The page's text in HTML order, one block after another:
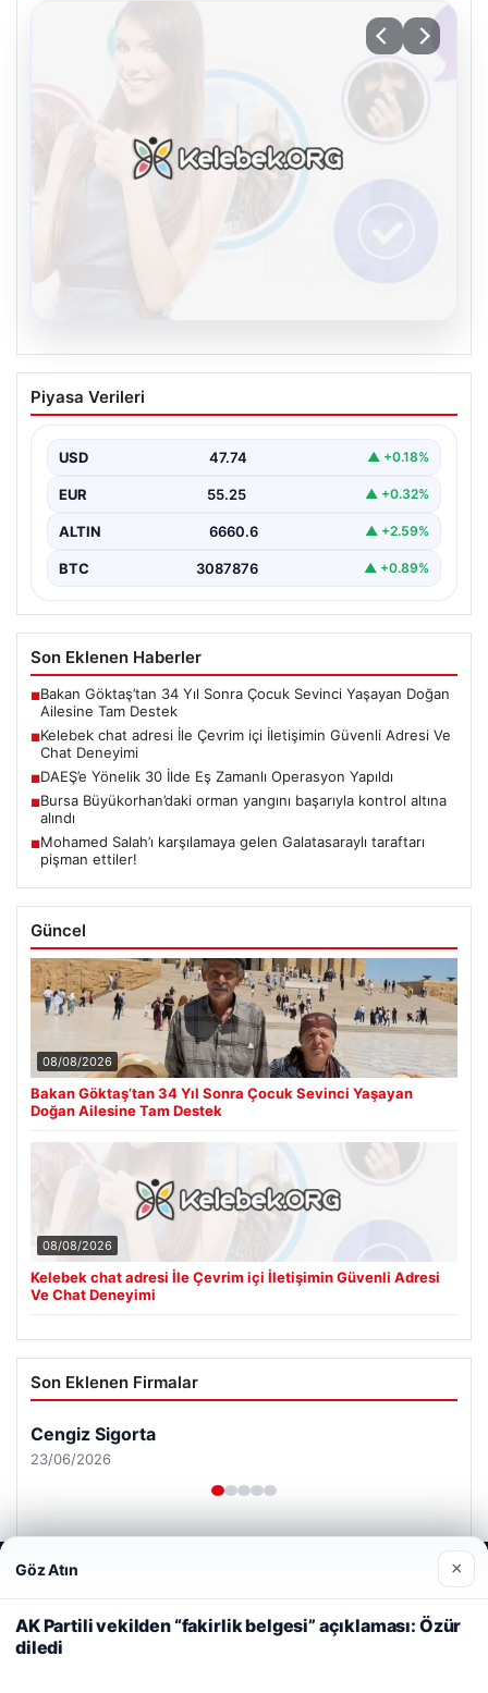
Kelebek chat adresi İle Çevrim içi
İletişimin Güvenli Adresi Ve Chat
Sanal çağında kullanıcıların kaliteli bir biçimde irtibat
Piyasa Verileri
USD 47.74 ▲ +0.18%
EUR 55.25 ▲ +0.32%
ALTIN 6660.6 ▲ +2.59%
BTC 3087876 ▲ +0.89%
Son Eklenen Haberler
■Bakan Göktaş’tan 34 Yıl Sonra Çocuk Sevinci Yaşayan Doğan
Ailesine Tam Destek
■Kelebek chat adresi İle Çevrim içi İletişimin Güvenli Adresi Ve
Chat Deneyimi
■DAEŞ’e Yönelik 30 İlde Eş Zamanlı Operasyon Yapıldı
■Bursa Büyükorhan’daki orman yangını başarıyla kontrol altına
alındı
■Mohamed Salah’ı karşılamaya gelen Galatasaraylı taraftarı
pişman ettiler!
Güncel
08/08/2026
Bakan Göktaş’tan 34 Yıl Sonra Çocuk Sevinci Yaşayan
Doğan Ailesine Tam Destek
08/08/2026
Kelebek chat adresi İle Çevrim içi İletişimin Güvenli Adresi
Ve Chat Deneyimi
Son Eklenen Firmalar
Cengiz Sigorta
23/06/2026
© 2026 Habersor – Yeni Haberler
Web sitemizi nasıl kullandığınızı daha iyi anlayabilmek,
deneyiminizi kişiselleştirmek ve geliştirmek amacıyla çerezler
kullanıyoruz.
Çerez Politikamız
Reddet
Göz Atın ×
AK Partili vekilden “fakirlik belgesi” açıklaması: Özür
diledi